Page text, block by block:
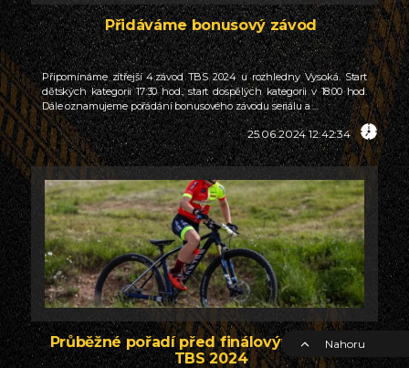
Přidáváme bonusový závod
Připomínáme zítřejší 4.závod TBS 2024 u rozhledny Vysoká. Start
dětských kategorii 17:30 hod., start dospělých kategorii v 18:00 hod.
Dále oznamujeme pořádání bonusového závodu seriálu a ...
25.06.2024 12:42:34
Průběžné pořadí před finálovým závodem
TBS 2024
Nahoru